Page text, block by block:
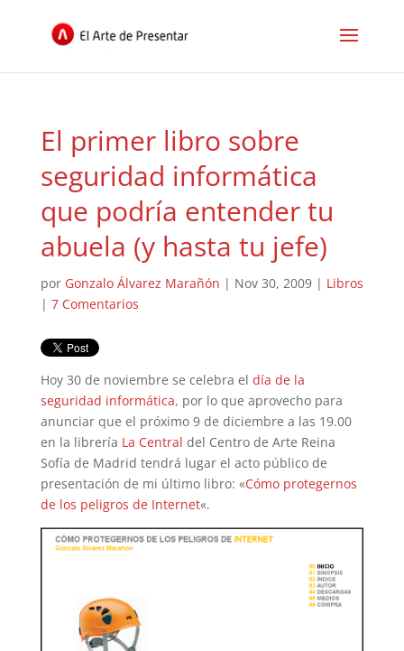
El primer libro sobre
seguridad informática
que podría entender tu
abuela (y hasta tu jefe)
por Gonzalo Álvarez Marañón | Nov 30, 2009| Libros
| 7 Comentarios
Hoy 30 de noviembre se celebra el día de la
seguridad informática, por lo que aprovecho para
anunciar que el próximo 9 de diciembre a las 19.00
en la librería La Central del Centro de Arte Reina
Sofía de Madrid tendrá lugar el acto público de
presentación de mi último libro: «Cómo protegernos
de los peligros de Internet«.